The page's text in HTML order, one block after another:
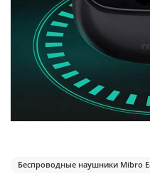
Беспроводные наушники Mibro